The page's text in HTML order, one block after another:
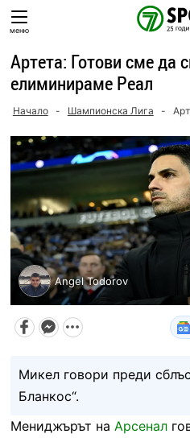
Skip
toменю
Артета: Готови сме да
елиминираме Реал
Начало - Шампионска Лига -
Angel Todorov
Микел говори преди
Бланкос“.
Мениджърът на Арсенал